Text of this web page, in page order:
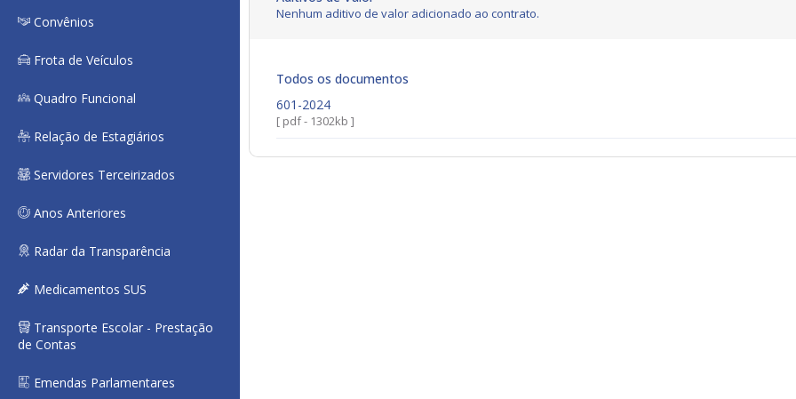
Convênios
Frota de Veículos
Quadro Funcional
Relação de Estagiários
Servidores Terceirizados
Anos Anteriores
Radar da Transparência
Medicamentos SUS
Transporte Escolar - Prestação
de Contas
Emendas Parlamentares
Nenhum aditivo de valor adicionado ao contrato.
Todos os documentos
601-2024
[ pdf - 1302kb ]